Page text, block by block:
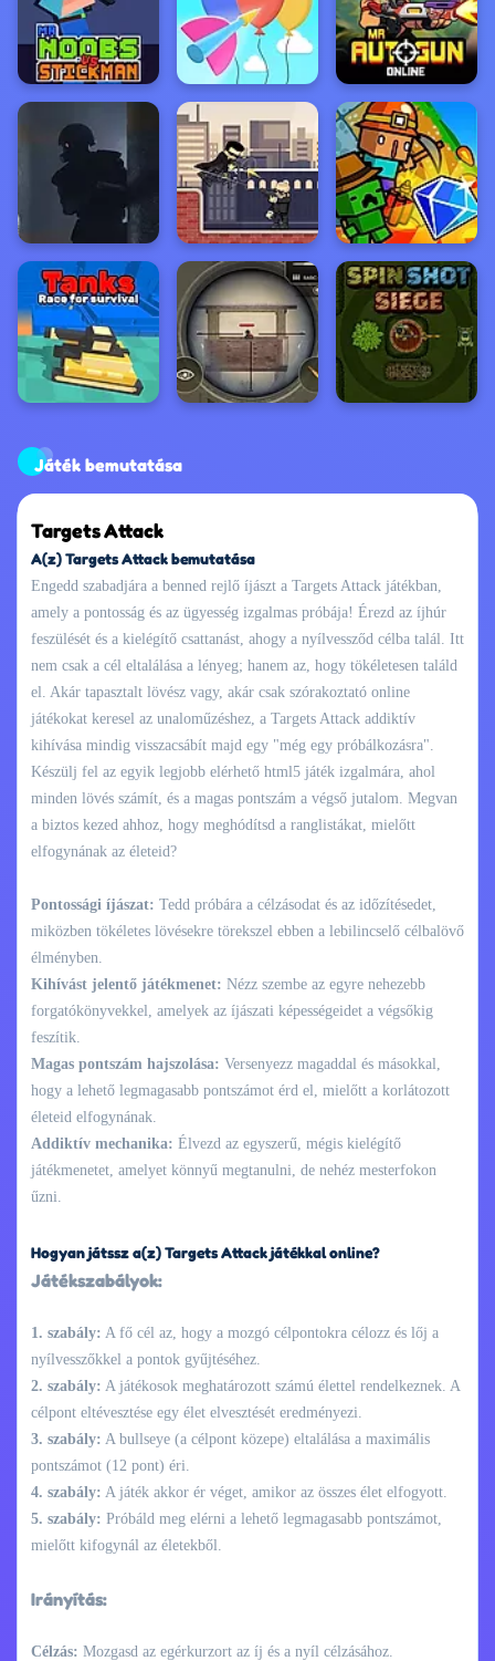
Játék bemutatása
Targets Attack
A(z) Targets Attack bemutatása
Engedd szabadjára a benned rejlő íjászt a Targets Attack játékban,
amely a pontosság és az ügyesség izgalmas próbája! Érezd az íjhúr
feszülését és a kielégítő csattanást, ahogy a nyílvessződ célba talál. Itt
nem csak a cél eltalálása a lényeg; hanem az, hogy tökéletesen találd
el. Akár tapasztalt lövész vagy, akár csak szórakoztató online
játékokat keresel az unaloműzéshez, a Targets Attack addiktív
kihívása mindig visszacsábít majd egy "még egy próbálkozásra".
Készülj fel az egyik legjobb elérhető html5 játék izgalmára, ahol
minden lövés számít, és a magas pontszám a végső jutalom. Megvan
a biztos kezed ahhoz, hogy meghódítsd a ranglistákat, mielőtt
elfogynának az életeid?
Pontossági íjászat: Tedd próbára a célzásodat és az időzítésedet,
miközben tökéletes lövésekre törekszel ebben a lebilincselő célbalövő
élményben.
Kihívást jelentő játékmenet: Nézz szembe az egyre nehezebb
forgatókönyvekkel, amelyek az íjászati képességeidet a végsőkig
feszítik.
Magas pontszám hajszolása: Versenyezz magaddal és másokkal,
hogy a lehető legmagasabb pontszámot érd el, mielőtt a korlátozott
életeid elfogynának.
Addiktív mechanika: Élvezd az egyszerű, mégis kielégítő
játékmenetet, amelyet könnyű megtanulni, de nehéz mesterfokon
űzni.
Hogyan játssz a(z) Targets Attack játékkal online?
Játékszabályok:
1. szabály: A fő cél az, hogy a mozgó célpontokra célozz és lőj a
nyílvesszőkkel a pontok gyűjtéséhez.
2. szabály: A játékosok meghatározott számú élettel rendelkeznek. A
célpont eltévesztése egy élet elvesztését eredményezi.
3. szabály: A bullseye (a célpont közepe) eltalálása a maximális
pontszámot (12 pont) éri.
4. szabály: A játék akkor ér véget, amikor az összes élet elfogyott.
5. szabály: Próbáld meg elérni a lehető legmagasabb pontszámot,
mielőtt kifogynál az életekből.
Irányítás:
Célzás: Mozgasd az egérkurzort az íj és a nyíl célzásához.